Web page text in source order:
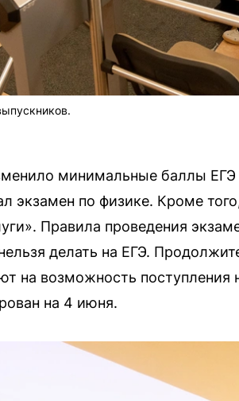
минимальные баллы ЕГЭ
экзамен по физике. Кроме
Правила проведения
делать на ЕГЭ.
на возможность
на 4 июня.